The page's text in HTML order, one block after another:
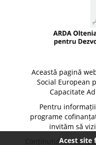
Această pagină
Social European
Capacitate
Pentru
programe
invităm să
Conținutul acestei
Acest site